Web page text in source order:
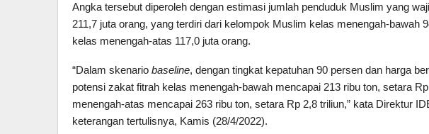
Angka tersebut diperoleh dengan estimasi jumlah penduduk Muslim yang
211,7 juta orang, yang terdiri dari kelompok Muslim kelas menengah-bawah
kelas menengah-atas 117,0 juta orang.
“Dalam skenario baseline, dengan tingkat kepatuhan 90 persen dan harga
potensi zakat fitrah kelas menengah-bawah mencapai 213 ribu ton, setara
menengah-atas mencapai 263 ribu ton, setara Rp 2,8 triliun,” kata Direktur
keterangan tertulisnya, Kamis (28/4/2022).